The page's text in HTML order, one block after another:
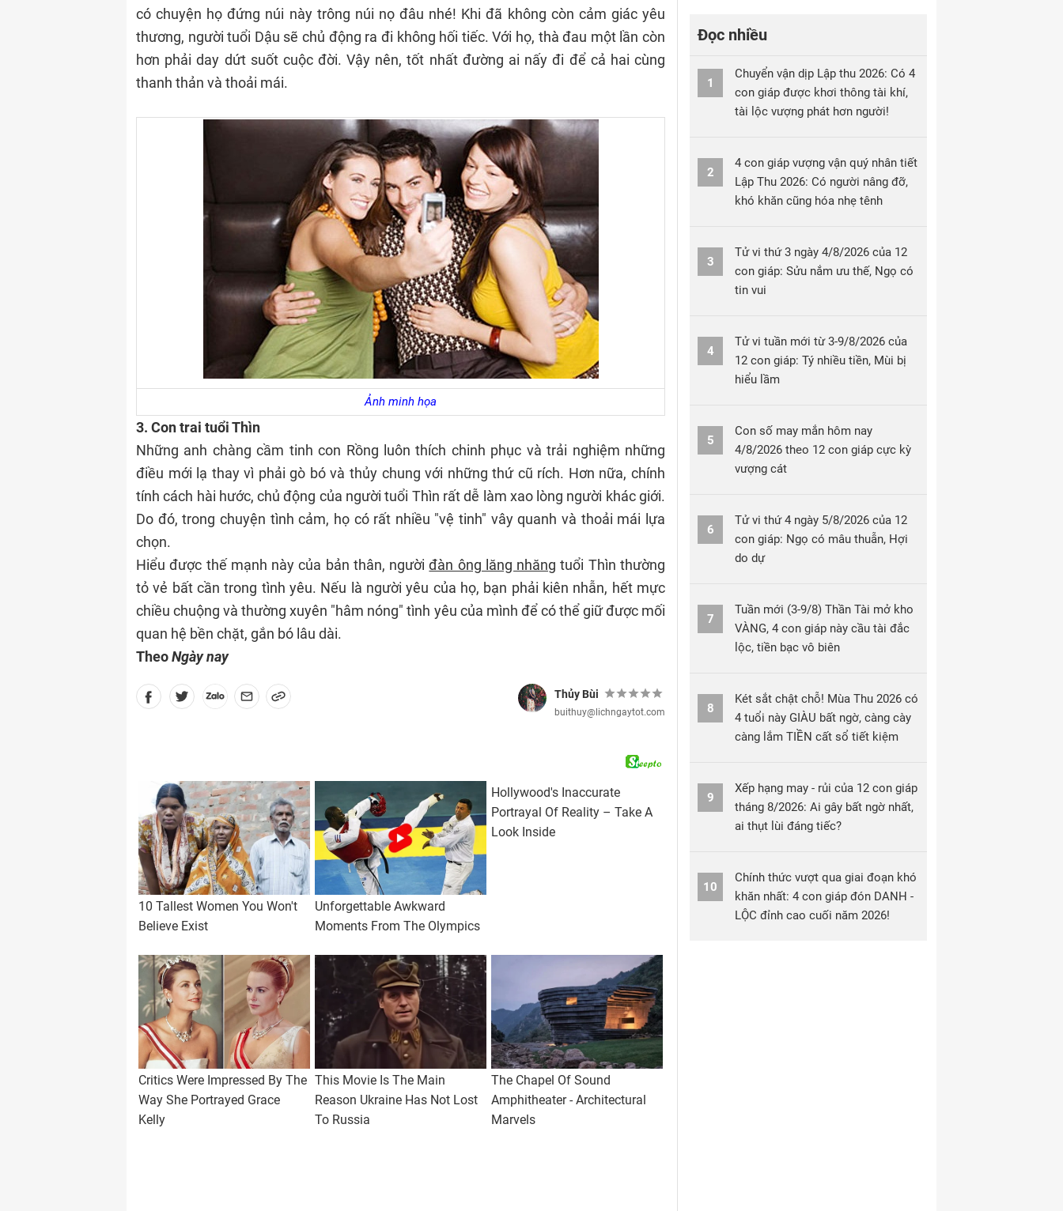
có chuyện họ đứng núi này trông núi nọ đâu nhé! Khi đã không còn cảm giác yêu
thương, người tuổi Dậu sẽ chủ động ra đi không hối tiếc. Với họ, thà đau một lần còn
hơn phải day dứt suốt cuộc đời. Vậy nên, tốt nhất đường ai nấy đi để cả hai cùng
thanh thản và thoải mái.
Ảnh minh họa
3. Con trai tuổi Thìn
Những anh chàng cầm tinh con Rồng luôn thích chinh phục và trải nghiệm những
điều mới lạ thay vì phải gò bó và thủy chung với những thứ cũ rích. Hơn nữa, chính
tính cách hài hước, chủ động của người tuổi Thìn rất dễ làm xao lòng người khác giới.
Do đó, trong chuyện tình cảm, họ có rất nhiều "vệ tinh" vây quanh và thoải mái lựa
chọn.
Hiểu được thế mạnh này của bản thân, ngườiđàn ông lăng nhăng tuổi Thìn thường
tỏ vẻ bất cần trong tình yêu. Nếu là người yêu của họ, bạn phải kiên nhẫn, hết mực
chiều chuộng và thường xuyên "hâm nóng" tình yêu của mình để có thể giữ được mối
quan hệ bền chặt, gắn bó lâu dài.
TheoNgày nay
Thủy Bùi
buithuy@lichngaytot.com
Đọc nhiều
1
Chuyển vận dịp Lập thu 2026: Có 4
con giáp được khơi thông tài khí,
tài lộc vượng phát hơn người!
2
4 con giáp vượng vận quý nhân tiết
Lập Thu 2026: Có người nâng đỡ,
khó khăn cũng hóa nhẹ tênh
3
Tử vi thứ 3 ngày 4/8/2026 của 12
con giáp: Sửu nắm ưu thế, Ngọ có
tin vui
4
Tử vi tuần mới từ 3-9/8/2026 của
12 con giáp: Tý nhiều tiền, Mùi bị
hiểu lầm
5
Con số may mắn hôm nay
4/8/2026 theo 12 con giáp cực kỳ
vượng cát
6
Tử vi thứ 4 ngày 5/8/2026 của 12
con giáp: Ngọ có mâu thuẫn, Hợi
do dự
7
Tuần mới (3-9/8) Thần Tài mở kho
VÀNG, 4 con giáp này cầu tài đắc
lộc, tiền bạc vô biên
8
Két sắt chật chỗ! Mùa Thu 2026 có
4 tuổi này GIÀU bất ngờ, càng cày
càng lắm TIỀN cất sổ tiết kiệm
9
Xếp hạng may - rủi của 12 con giáp
tháng 8/2026: Ai gây bất ngờ nhất,
ai thụt lùi đáng tiếc?
10
Chính thức vượt qua giai đoạn khó
khăn nhất: 4 con giáp đón DANH -
LỘC đỉnh cao cuối năm 2026!